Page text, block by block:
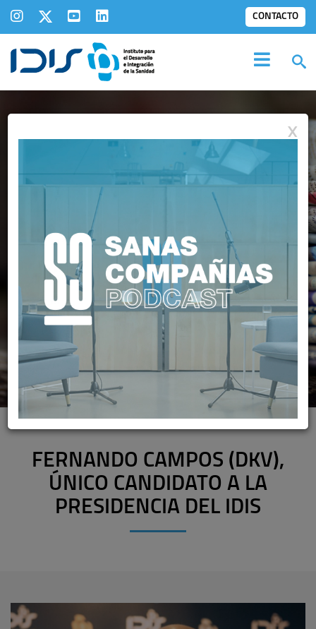
CONTACTO
IDIS EN LOSMEDIOS
FERNANDO CAMPOS (DKV),
ÚNICO CANDIDATO A LA
PRESIDENCIA DEL IDIS
X